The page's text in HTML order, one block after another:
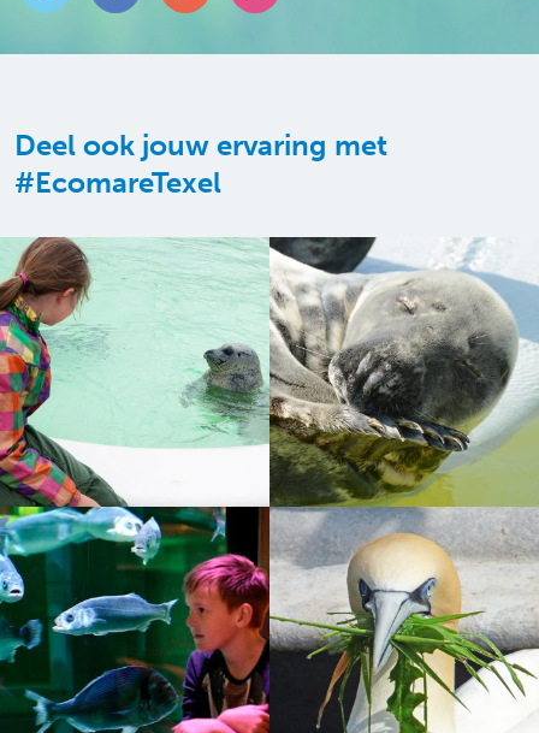
Deel ook jouw ervaring met
#EcomareTexel